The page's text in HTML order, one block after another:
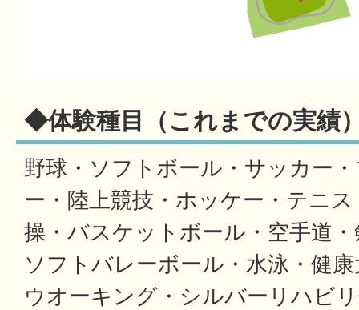
◆体験種目（これまでの実績
野球・ソフトボール・サッカー
ー・陸上競技・ホッケー・テニ
操・バスケットボール・空手道
ソフトバレーボール・水泳・健
ウオーキング・シルバーリハビ